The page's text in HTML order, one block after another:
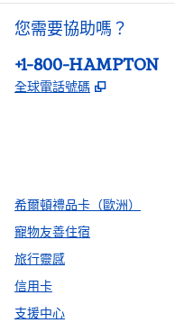
您需要協助嗎？
電話：
+1-800-HAMPTON
全球電話號碼 ,
希爾頓禮品卡（歐洲）
寵物友善住宿
旅行靈感
信用卡
支援中心